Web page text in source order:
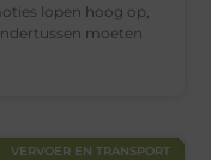
lopen hoog op,
moeten
VERVOER EN TRANSPORT